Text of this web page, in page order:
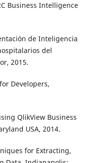
Business Intelligence
de Inteligencia
del
2015.
Developers,
QlikView Business
USA, 2014.
for Extracting,